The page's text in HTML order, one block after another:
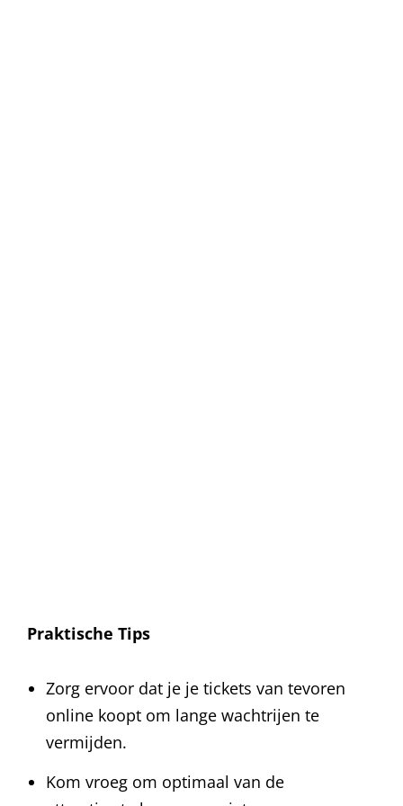
Praktische Tips
Zorg ervoor dat je je tickets van tevoren
online koopt om lange wachtrijen te
vermijden.
Kom vroeg om optimaal van de